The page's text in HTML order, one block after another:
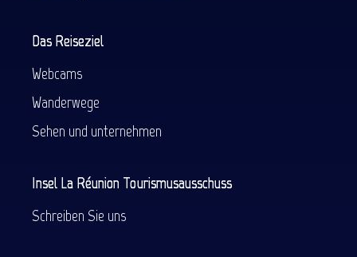
Das Reiseziel
Webcams
Wanderwege
Sehen und unternehmen
Insel La Réunion Tourismusausschuss
Schreiben Sie uns